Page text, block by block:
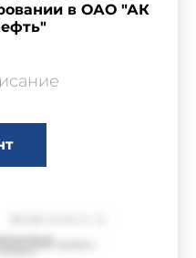
в ОАО "АК